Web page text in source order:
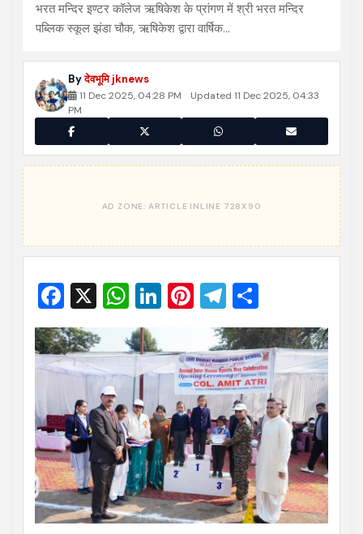
भरत मन्दिर इण्टर कॉलेज ऋषिकेश के प्रांगण में श्री भरत मन्दिर
पब्लिक स्कूल झंडा चौक, ऋषिकेश द्वारा वार्षिक…
Byदेवभूमि jknews
11 Dec 2025, 04:28 PM
Updated 11 Dec 2025, 04:33
PM
Facebook
X WhatsApp
LinkedIn
Pinterest
Telegram